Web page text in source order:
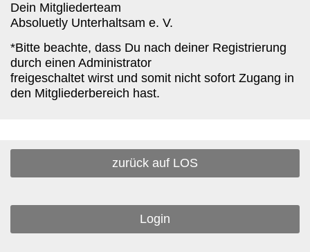
Dein Mitgliederteam
Absoluetly Unterhaltsam e. V.
*Bitte beachte, dass Du nach deiner Registrierung
durch einen Administrator
freigeschaltet wirst und somit nicht sofort Zugang in
den Mitgliederbereich hast.
zurück auf LOS
Login